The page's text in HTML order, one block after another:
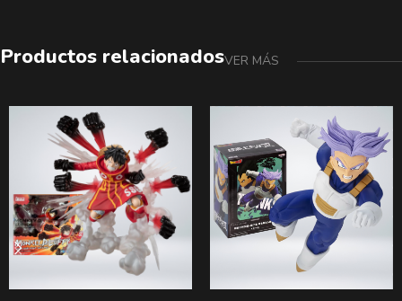
Productos relacionadosVER MÁS